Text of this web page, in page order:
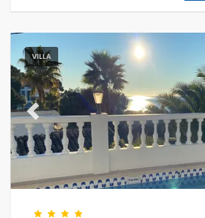
VILLA
Previous